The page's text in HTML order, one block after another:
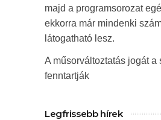
majd a programsorozat
ekkorra már mindenki
látogatható lesz.
A műsorváltoztatás jogát a
fenntartják
Legfrissebb hírek